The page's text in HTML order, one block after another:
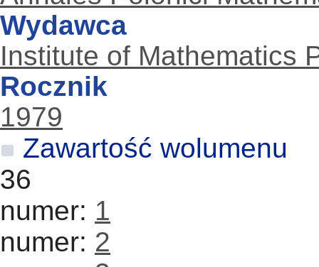
Wydawca
Institute of Mathematics
Rocznik
1979
Zawartość wolumenu
36
numer: 1
numer: 2